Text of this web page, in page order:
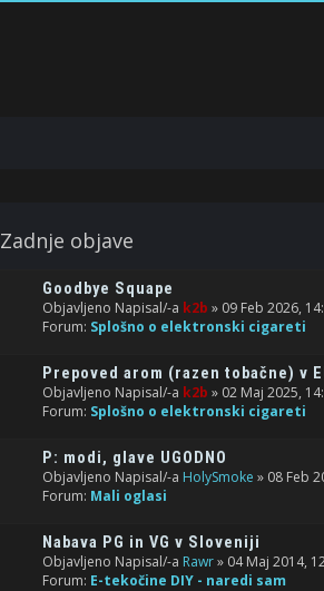
Zadnje objave
Goodbye Squape
Objavljeno Napisal/-a k2b » 09 Feb 2026,
Forum: Splošno o elektronski cigareti
Prepoved arom (razen tobačne) v
Objavljeno Napisal/-a k2b » 02 Maj 2025,
Forum: Splošno o elektronski cigareti
P: modi, glave UGODNO
Objavljeno Napisal/-a HolySmoke » 08 Feb
Forum: Mali oglasi
Nabava PG in VG v Sloveniji
Objavljeno Napisal/-a Rawr» 04 Maj 2014,
Forum: E-tekočine DIY - naredi sam